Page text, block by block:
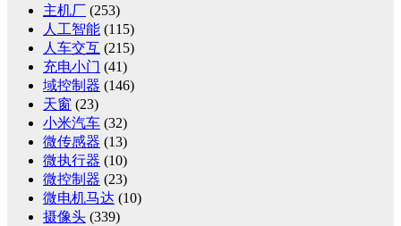
主机厂 (253)
人工智能 (115)
人车交互 (215)
充电小门 (41)
域控制器 (146)
天窗 (23)
小米汽车 (32)
微传感器 (13)
微执行器 (10)
微控制器 (23)
微电机马达 (10)
摄像头 (339)